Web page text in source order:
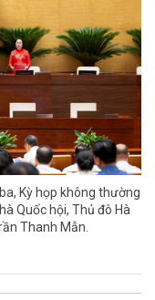
Kỳ họp không thường
Quốc hội, Thủ đô Hà
Thanh Mẫn.